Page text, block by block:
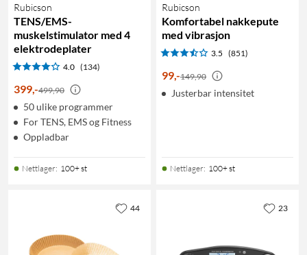
Rubicson
TENS/EMS-
muskelstimulator med 4
elektrodeplater
4.0 (134)
399,-499,90
50 ulike programmer
For TENS, EMS og Fitness
Oppladbar
Nettlager: 100+ st
Rubicson
Komfortabel nakkepute
med vibrasjon
3.5 (851)
99,-149,90
Justerbar intensitet
Nettlager: 100+ st
44 23